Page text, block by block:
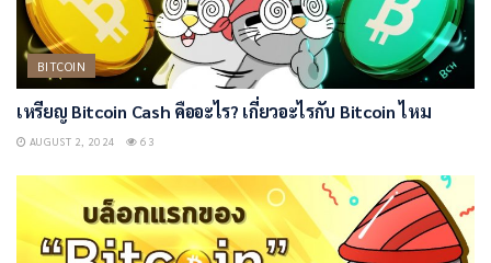
BITCOIN
เหรียญ Bitcoin Cash คืออะไร? เกี่ยวอะไรกับ Bitcoin ไหม
AUGUST 2, 2024 63